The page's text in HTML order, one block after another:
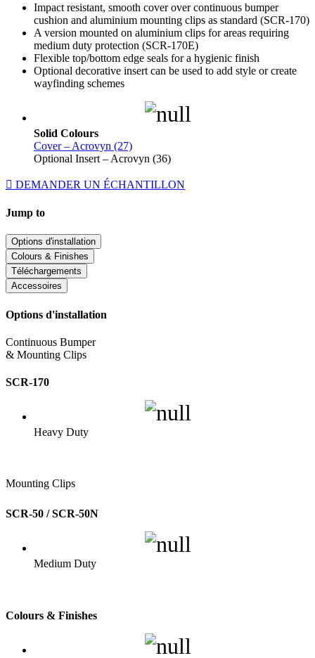
Impact resistant, smooth cover over continuous bumper
cushion and aluminium mounting clips as standard (SCR-170)
A version mounted on aluminium clips for areas requiring
medium duty protection (SCR-170E)
Flexible top/bottom edge seals for a hygienic finish
Optional decorative insert can be used to add style or create
wayfinding schemes
Solid Colours
Cover – Acrovyn (27)
Optional Insert – Acrovyn (36)
DEMANDER UN ÉCHANTILLON
Jump to
Options d'installation
Colours & Finishes
Téléchargements
Accessoires
Options d'installation
Continuous Bumper
& Mounting Clips
SCR-170
Heavy Duty
Mounting Clips
SCR-50 / SCR-50N
Medium Duty
Colours & Finishes